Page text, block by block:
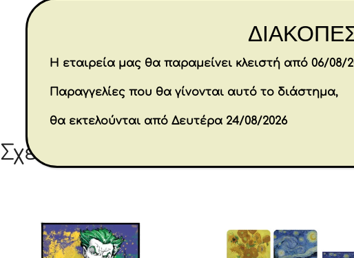
Brands
Εταιρία
Σχετικά προϊόντα
Η εταιρεία μας θα παραμείνει κλειστή από 06/08/
Παραγγελίες που θα γίνονται αυτό το διάστημα,
θα εκτελούνται από Δευτέρα 24/08/2026